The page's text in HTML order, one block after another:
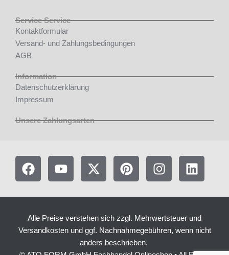
Service Service
Kontaktformular
Versand- und Zahlungsbedingungen
AGB
Information
Datenschutzerklärung
Impressum
Unsere Zahlungsarten
F
a
e
b
o
k
Y
o
t
b
X
-
w
t
t
e
P
i
t
e
r
e
s
I
n
t
a
g
a
L
i
k
d
n
Alle Preise verstehen sich zzgl. Mehrwertsteuer und
Versandkosten und ggf. Nachnahmegebühren, wenn nicht
anders beschrieben.